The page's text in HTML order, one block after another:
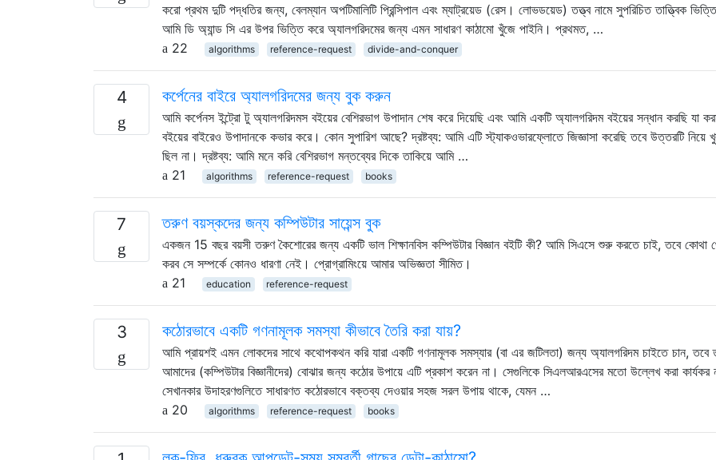
করো প্রথম দুটি পদ্ধতির জন্য, বেলম্যান অপটিমালিটি প্রিন্সিপাল এবং ম্যাট্রয়েড (রেস। লোভডয়েড) তত্ত্ব নামে সুপরিচিত তাত্ত্বিক
আমি ডি অ্যান্ড সি এর উপর ভিত্তি করে অ্যালগরিদমের জন্য এমন সাধারণ কাঠামো খুঁজে পাইনি। প্রথমত, …
22
algorithms reference-request divide-and-conquer
4 কর্পেনের বাইরে অ্যালগরিদমের জন্য বুক করুন
আমি কর্পেনস ইন্ট্রো টু অ্যালগরিদমস বইয়ের বেশিরভাগ উপাদান শেষ করে দিয়েছি এবং আমি একটি অ্যালগরিদম বইয়ের সন্ধান করছি যা
বইয়ের বাইরেও উপাদানকে কভার করে। কোন সুপারিশ আছে? দ্রষ্টব্য: আমি এটি স্ট্যাকওভারফ্লোতে জিজ্ঞাসা করেছি তবে উত্তরটি নিয়ে
ছিল না। দ্রষ্টব্য: আমি মনে করি বেশিরভাগ মন্তব্যের দিকে তাকিয়ে আমি …
21
algorithms reference-request books
7 তরুণ বয়স্কদের জন্য কম্পিউটার সায়েন্স বুক
একজন 15 বছর বয়সী তরুণ কৈশোরের জন্য একটি ভাল শিক্ষানবিস কম্পিউটার বিজ্ঞান বইটি কী? আমি সিএসে শুরু করতে চাই, তবে কোথা
করব সে সম্পর্কে কোনও ধারণা নেই। প্রোগ্রামিংয়ে আমার অভিজ্ঞতা সীমিত।
21
education reference-request
3 কঠোরভাবে একটি গণনামূলক সমস্যা কীভাবে তৈরি করা যায়?
আমি প্রায়শই এমন লোকদের সাথে কথোপকথন করি যারা একটি গণনামূলক সমস্যার (বা এর জটিলতা) জন্য অ্যালগরিদম চাইতে চান, তবে
আমাদের (কম্পিউটার বিজ্ঞানীদের) বোঝার জন্য কঠোর উপায়ে এটি প্রকাশ করেন না। সেগুলিকে সিএলআরএসের মতো উল্লেখ করা কার্যকর
সেখানকার উদাহরণগুলিতে সাধারণত কঠোরভাবে বক্তব্য দেওয়ার সহজ সরল উপায় থাকে, যেমন …
20
algorithms reference-request books